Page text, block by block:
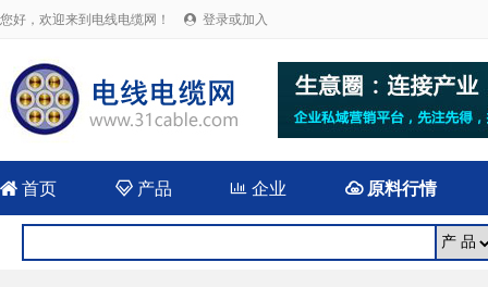
您好，欢迎来到电线电缆网！  登录或加入
 首页 产品  企业 原料行情